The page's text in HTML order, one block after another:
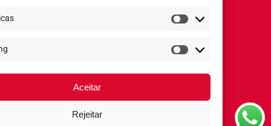
Estatísticas
Marketing
Aceitar
Rejeitar